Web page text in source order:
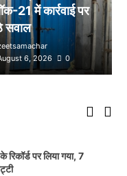
21 में कार्रवाई पर
सवाल
6, 2026
0
निगम प्रशासन पर हमला,
रिकॉर्ड पर लिया गया, 7